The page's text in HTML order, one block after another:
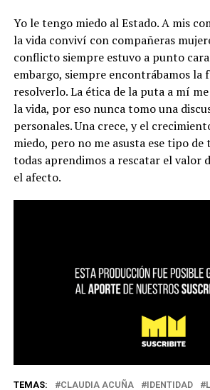
Yo le tengo miedo al Estado. A mis
la vida conviví con compañeras
conflicto siempre estuvo a punto
embargo, siempre encontrábamos la
resolverlo. La ética de la puta a mí
la vida, por eso nunca tomo una
personales. Una crece, y el
miedo, pero no me asusta ese tipo de
todas aprendimos a rescatar el valor
el afecto.
TEMAS: CLAUDIA ACUÑA IDENTIDAD